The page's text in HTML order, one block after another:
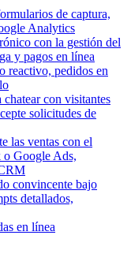
de captura,
Analytics
con la gestión del
y pagos en línea
reactivo, pedidos en
con visitantes
solicitudes de
las ventas con el
o Google Ads,
convincente bajo
detallados,
en línea